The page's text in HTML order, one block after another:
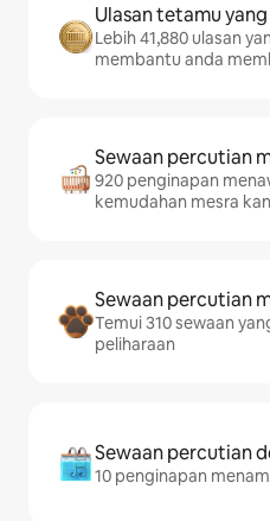
Ulasan tetamu
Lebih 41,880 ulasan
membantu anda
Sewaan percutian
920 penginapan
kemudahan mesra
Sewaan percutian
Temui 310 sewaan
peliharaan
Sewaan percutian
10 penginapan